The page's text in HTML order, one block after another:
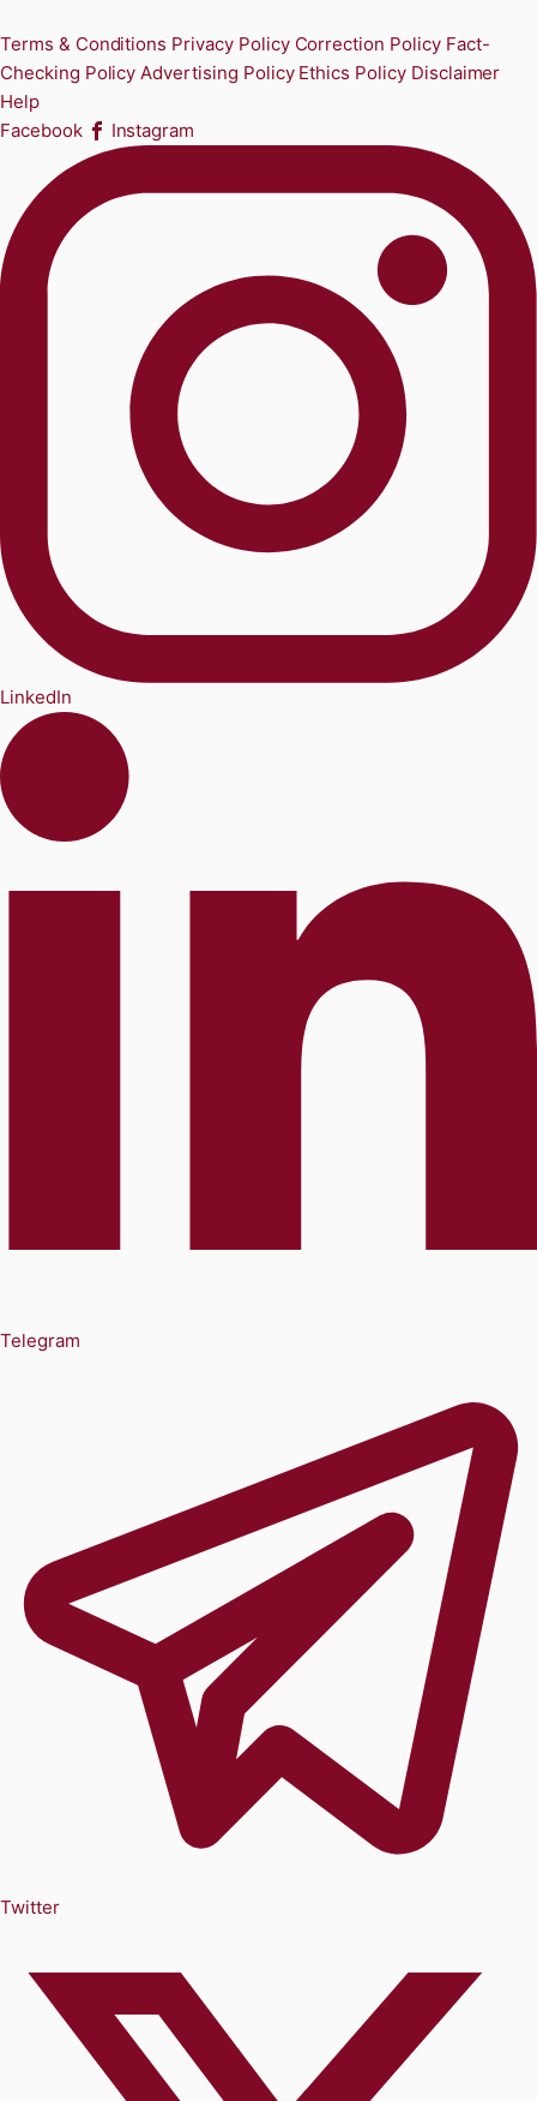
Terms & Conditions Privacy Policy Correction Policy Fact-
Checking Policy Advertising Policy Ethics Policy Disclaimer
Help
Facebook
Instagram
LinkedIn
Telegram
Twitter